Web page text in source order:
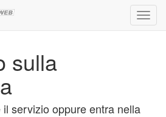
sulla
il servizio oppure entra nella